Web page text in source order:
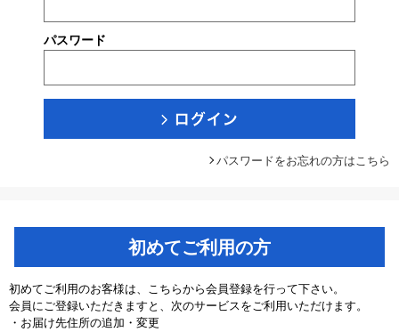
パスワード
パスワードをお忘れの方はこちら
初めてご利用の方
初めてご利用のお客様は、こちらから会員登録を行って下さい。
会員にご登録いただきますと、次のサービスをご利用いただけます。
・お届け先住所の追加・変更